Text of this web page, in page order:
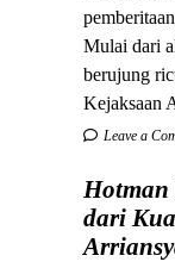
Mulai dari
berujung
Kejaksaan
Leave a
dari